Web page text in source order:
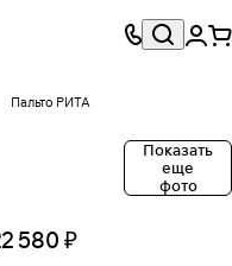
Пальто РИТА
Показать
еще
фото
580 ₽